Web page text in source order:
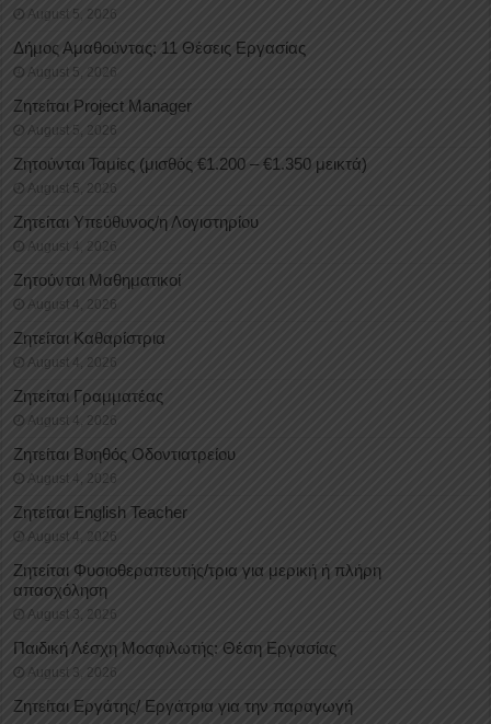
August 5, 2026
Δήμος Αμαθούντας: 11 Θέσεις Εργασίας
August 5, 2026
Ζητείται Project Manager
August 5, 2026
Ζητούνται Ταμίες (μισθός €1.200 – €1.350 μεικτά)
August 5, 2026
Ζητείται Υπεύθυνος/η Λογιστηρίου
August 4, 2026
Ζητούνται Μαθηματικοί
August 4, 2026
Ζητείται Καθαρίστρια
August 4, 2026
Ζητείται Γραμματέας
August 4, 2026
Ζητείται Βοηθός Οδοντιατρείου
August 4, 2026
Ζητείται English Teacher
August 4, 2026
Ζητείται Φυσιοθεραπευτής/τρια για μερική ή πλήρη
απασχόληση
August 3, 2026
Παιδική Λέσχη Μοσφιλωτής: Θέση Εργασίας
August 3, 2026
Ζητείται Εργάτης/ Εργάτρια για την παραγωγή